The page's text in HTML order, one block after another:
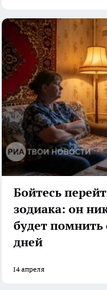
Бойтесь
зодиака: он
будет помнить
дней
14 апреля